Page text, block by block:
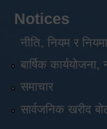
Notices
नीति, नियम र
बार्षिक कार्ययोजना,
समाचार
सार्वजनिक खरीद